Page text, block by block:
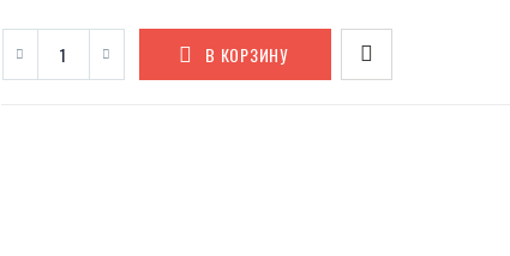
В КОРЗИНУ